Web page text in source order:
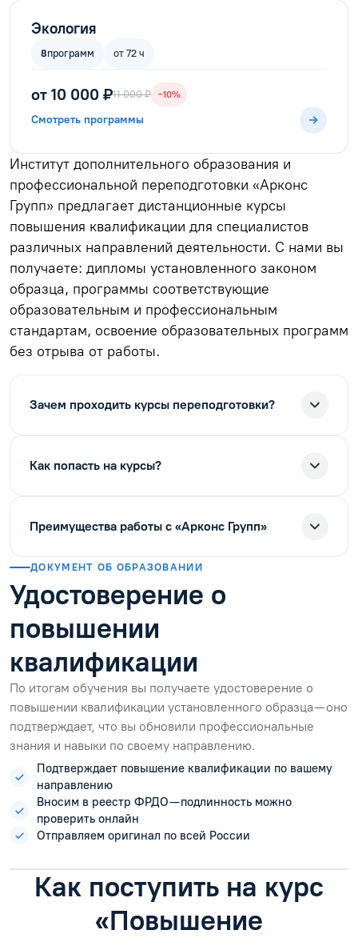
Экология
8программ от 72 ч
от 10 000 ₽11 000 ₽ −10%
Смотреть программы
Институт дополнительного образования и
профессиональной переподготовки «Арконс
Групп» предлагает дистанционные курсы
повышения квалификации для специалистов
различных направлений деятельности. С нами вы
получаете: дипломы установленного законом
образца, программы соответствующие
образовательным и профессиональным
стандартам, освоение образовательных программ
без отрыва от работы.
Зачем проходить курсы переподготовки?
Как попасть на курсы?
Преимущества работы с «Арконс Групп»
ДОКУМЕНТ ОБ ОБРАЗОВАНИИ
Удостоверение о
повышении
квалификации
По итогам обучения вы получаете удостоверение о
повышении квалификации установленного образца — оно
подтверждает, что вы обновили профессиональные
знания и навыки по своему направлению.
Подтверждает повышение квалификации по вашему
направлению
Вносим в реестр ФРДО — подлинность можно
проверить онлайн
Отправляем оригинал по всей России
Как поступить на курс
«Повышение